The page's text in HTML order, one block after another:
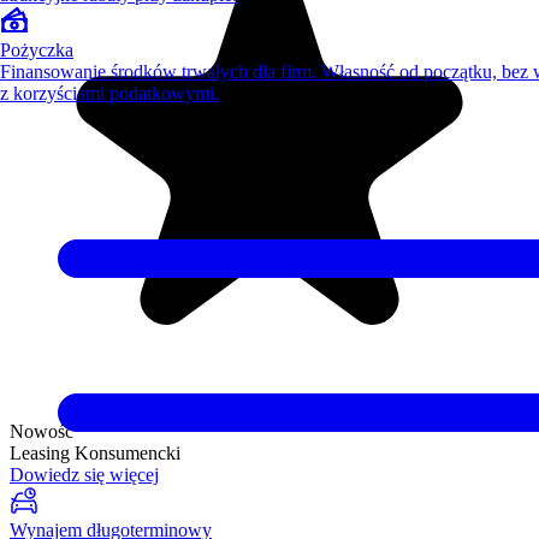
Nowość
Leasing Konsumencki
Dowiedz się więcej
Wynajem długoterminowy
Pożyczka
Finansowanie środków trwałych dla firm. Własność od początku, bez
z korzyściami podatkowymi.